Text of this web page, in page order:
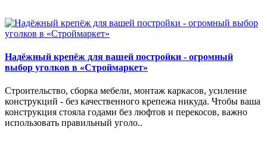
Надёжный крепёж для вашей постройки - огромный
выбор уголков в «Строймаркет»
Строительство, сборка мебели, монтаж каркасов, усиление
конструкций - без качественного крепежа никуда. Чтобы ваша
конструкция стояла годами без люфтов и перекосов, важно
использовать правильный уголо..